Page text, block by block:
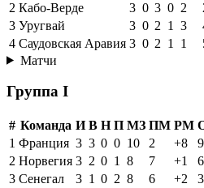
2 Кабо-Верде 3 0 3 0 2
3 Уругвай 3 0 2 1 3
4 Саудовская Аравия 3 0 2 1 1
Матчи
Группа I
# Команда И В Н П МЗ ПМ РМ
1 Франция 3 3 0 0 10 2 +8
9
2 Норвегия 3 2 0 1 8 7 +1
6
3 Сенегал 3 1 0 2 8 6 +2
3